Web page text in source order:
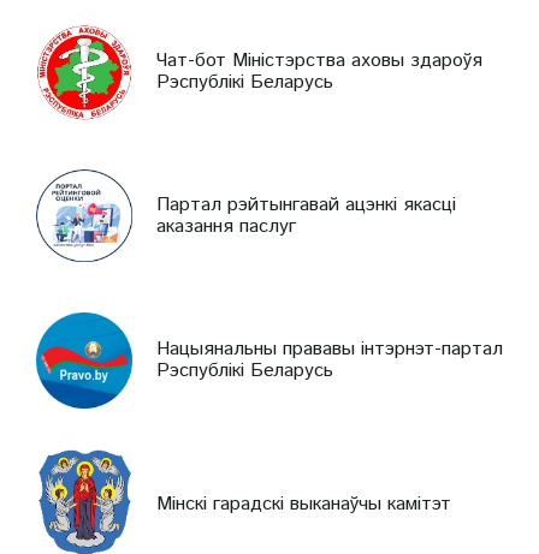
Чат-бот Міністэрства аховы здароўя
Рэспублікі Беларусь
Партал рэйтынгавай ацэнкі якасці
аказання паслуг
Нацыянальны прававы інтэрнэт-партал
Рэспублікі Беларусь
Мінскі гарадскі выканаўчы камітэт